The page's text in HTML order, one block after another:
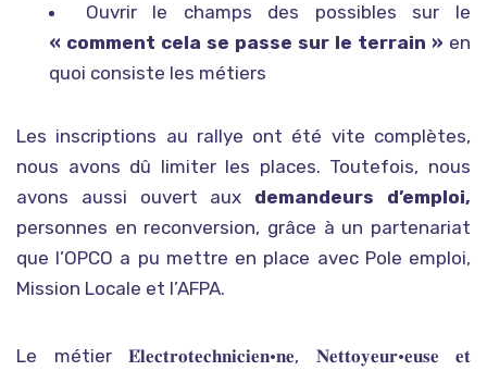
Ouvrir le champs des possibles sur le
« comment cela se passe sur le terrain » en
quoi consiste les métiers
Les inscriptions au rallye ont été vite complètes,
nous avons dû limiter les places. Toutefois, nous
avons aussi ouvert aux demandeurs d’emploi,
personnes en reconversion, grâce à un partenariat
que l’OPCO a pu mettre en place avec Pole emploi,
Mission Locale et l’AFPA.
Le métier 𝐄́𝐥𝐞𝐜𝐭𝐫𝐨𝐭𝐞𝐜𝐡𝐧𝐢𝐜𝐢𝐞𝐧•𝐧𝐞, 𝐍𝐞𝐭𝐭𝐨𝐲𝐞𝐮𝐫•𝐞𝐮𝐬𝐞 𝐞𝐭